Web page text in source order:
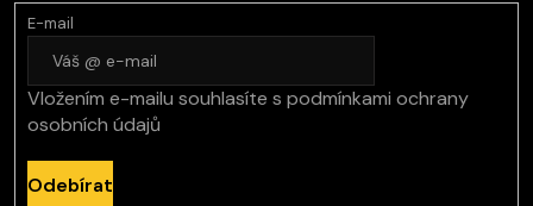
E-mail
Vložením e-mailu souhlasíte s podmínkami ochrany
osobních údajů
Odebírat